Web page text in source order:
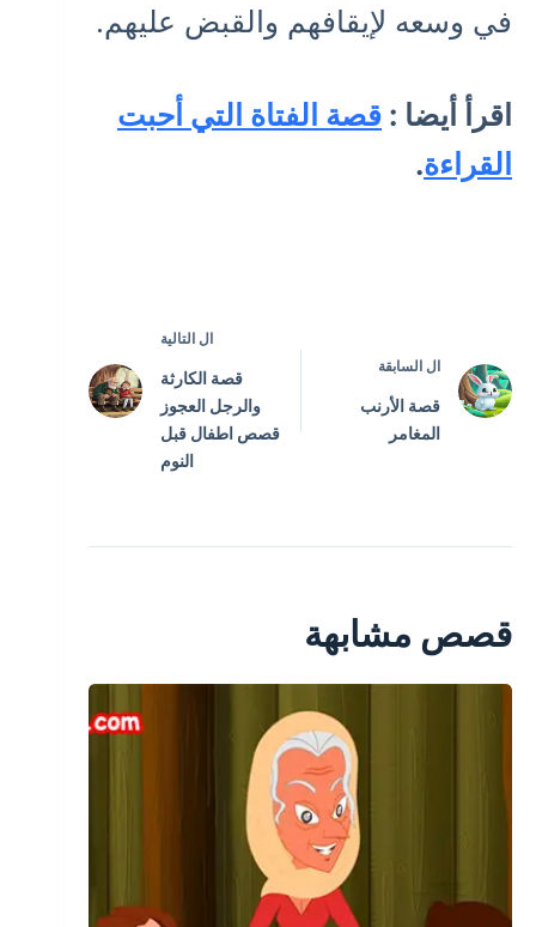
في وسعه لإيقافهم والقبض عليهم.
اقرأ أيضا : قصة الفتاة التي أحبت
القراءة.
ال السابقة
قصة الأرنب
المغامر
ال التالية
قصة الكارثة
والرجل العجوز
قصص اطفال قبل
النوم
قصص مشابهة